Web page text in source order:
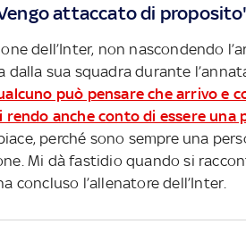
attaccato di
dell’Inter, non nascondendo
sua squadra durante
può pensare che arrivo e
rendo anche conto di essere una
perché sono sempre una
Mi dà fastidio quando si
concluso l’allenatore dell’Inter.